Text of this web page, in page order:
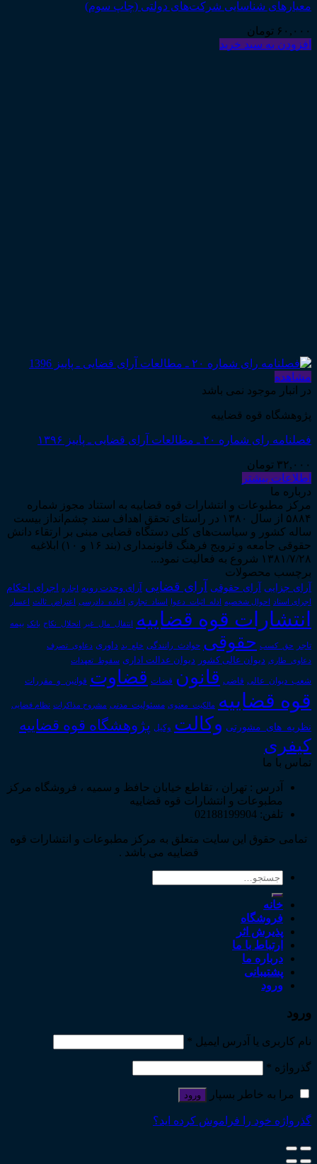
معیارهای شناسایی شرکت‌های دولتی (چاپ سوم)
۶۰,۰۰۰ تومان
افزودن به سبد خرید
مشاهده
در انبار موجود نمی باشد
پژوهشگاه قوه قضاییه
فصلنامه رای شماره ۲۰ ـ مطالعات آرای قضایی ـ پاییز ۱۳۹۶
۳۲,۰۰۰ تومان
اطلاعات بیشتر
درباره ما
مرکز مطبوعات و انتشارات قوه قضاییه به استناد مجوز شماره
۵۸۸۴ از سال ۱۳۸۰ در راستای تحقق اهداف سند چشم‌انداز بیست
ساله کشور و سیاست‌های کلی دستگاه قضایی مبنی بر ارتقاء دانش
حقوقی جامعه و ترویج فرهنگ قانونمداری (بند ۱۶ و ۱۰) ابلاغیه
۱۳۸۱/۷/۲۸ شروع به فعالیت نمود...
برچسب محصولات
آرای جزایی آرای حقوقی آرای قضایی آرای وحدت رویه اجاره اجرای احکام
اجرای اسناد احوال شخصیه ادله_اثبات_دعوا اسناد_تجاری اعاده_دادرسی اعتراض_ثالث اعسار
انتشارات قوه قضاییه انتقال_مال_غیر انحلال_نکاح بانک بیمه
تاجر حق_کسب حقوقی حوادث_رانندگی خلع_ید داوری دعاوی_تصرف
دعاوی_طاری دیوان عالی کشور دیوان عدالت اداری سقوط_تعهدات
شعب_دیوان_عالی قاضی قانون قضات قضاوت قوانین_و_مقررات
قوه قضاییه مالکیت_معنوی مسئولیت_مدنی مشروح مذاکرات نظام قضایی
نظریه_های_مشورتی وکالت وکیل پژوهشگاه قوه قضاییه
کیفری
تماس با ما
آدرس : تهران ، تقاطع خیابان حافظ و سمیه ، فروشگاه مرکز
مطبوعات و انتشارات قوه قضاییه
تلفن: 02188199904
تمامی حقوق این سایت متعلق به مرکز مطبوعات و انتشارات قوه
قضاییه می باشد .
جستجو
خانه
فروشگاه
پذیرش اثر
ارتباط با ما
درباره ما
پشتیبانی
ورود
ورود
نام کاربری یا آدرس ایمیل *
گذرواژه *
مرا به خاطر بسپار ورود
گذرواژه خود را فراموش کرده اید؟